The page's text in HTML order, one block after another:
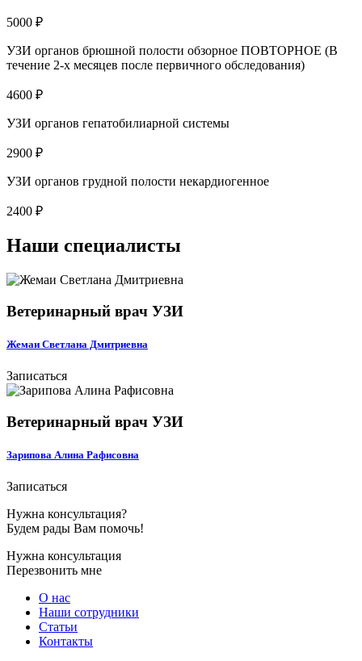
5000 ₽
УЗИ органов брюшной полости обзорное ПОВТОРНОЕ (В
течение 2-х месяцев после первичного обследования)
4600 ₽
УЗИ органов гепатобилиарной системы
2900 ₽
УЗИ органов грудной полости некардиогенное
2400 ₽
Наши специалисты
Ветеринарный врач УЗИ
Жемаи Светлана Дмитриевна
Записаться
Ветеринарный врач УЗИ
Зарипова Алина Рафисовна
Записаться
Нужна консультация?
Будем рады Вам помочь!
Нужна консультация
Перезвонить мне
О нас
Наши сотрудники
Статьи
Контакты